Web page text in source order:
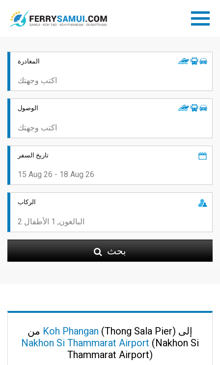
المغادرة
الوصول
تاريخ السفر
الركاب
بحث
Koh Phangan
(Thong Sala Pier) إلى
Nakhon Si Thammarat Airport (Nakhon Si
Thammarat Airport)